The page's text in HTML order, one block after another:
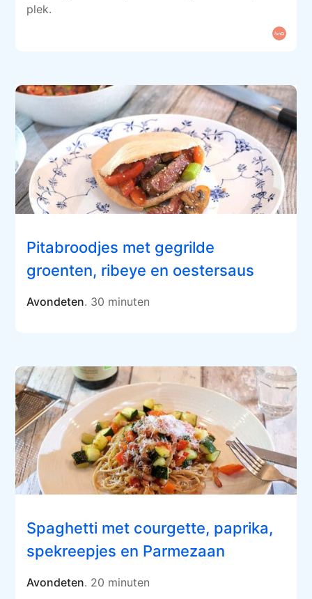
plek.
Pitabroodjes met gegrilde
groenten, ribeye en oestersaus
Avondeten. 30 minuten
Spaghetti met courgette, paprika,
spekreepjes en Parmezaan
Avondeten. 20 minuten